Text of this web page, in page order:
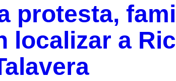
protesta,
localizar a